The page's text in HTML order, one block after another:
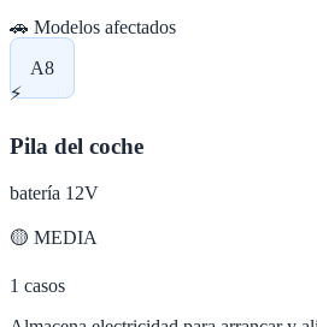
🚗 Modelos afectados
A8
⚡
Pila del coche
batería 12V
🟡 MEDIA
1 casos